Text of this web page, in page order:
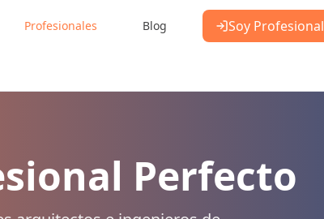
Profesionales Blog Soy Profesional
Perfecto